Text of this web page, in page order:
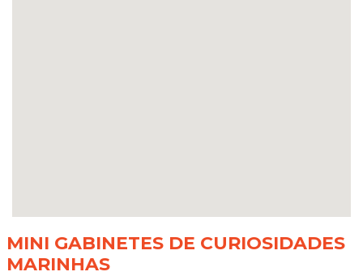
MINI GABINETES DE CURIOSIDADES
MARINHAS